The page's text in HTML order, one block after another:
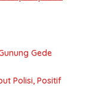
Gede
Polisi, Positif